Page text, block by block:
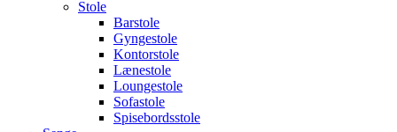
Stole
Barstole
Gyngestole
Kontorstole
Lænestole
Loungestole
Sofastole
Spisebordsstole